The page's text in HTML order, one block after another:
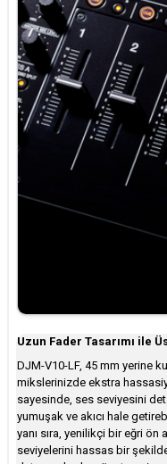
Uzun Fader Tasarımı ile
DJM-V10-LF, 45 mm yerine
mikslerinizde ekstra
sayesinde, ses seviyesini
yumuşak ve akıcı hale
yanı sıra, yenilikçi bir eğri ön
seviyelerini hassas bir